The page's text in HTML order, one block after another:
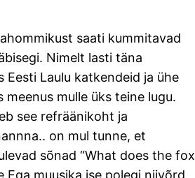
saati kummitavad
Nimelt lasti täna
Eesti Laulu katkendeid ja ühe
meenus mulle üks teine lugu.
see refräänikoht ja
on mul tunne, et
sõnad “What does the fox